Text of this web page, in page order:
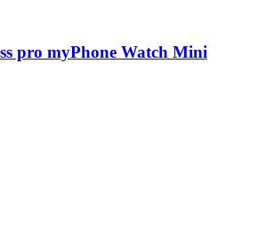
pro myPhone Watch Mini